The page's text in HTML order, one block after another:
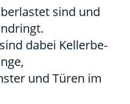
sind und
dabei Kel­ler­be­
und Türen im